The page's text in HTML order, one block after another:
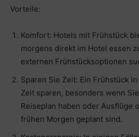
Vorteile:
Komfort: Hotels mit Frühstück
morgens direkt im Hotel essen
externen Frühstücksoptionen
Sparen Sie Zeit: Ein Frühstück
Zeit sparen, besonders wenn
Reiseplan haben oder Ausflüge
frühen Morgen geplant sind.